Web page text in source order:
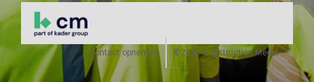
©2026 Construction Media
Contact opnemen